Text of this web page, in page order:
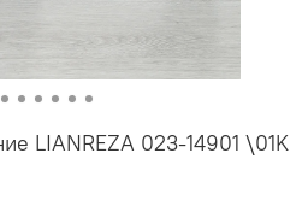
LIANREZA 023-14901 \01K